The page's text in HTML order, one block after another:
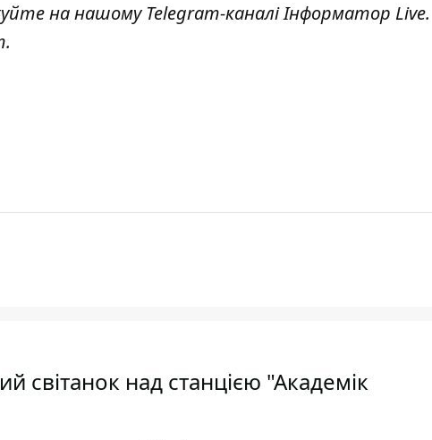
на нашому Telegram-каналіІнформатор Live.
.
світанок над станцією "Академік